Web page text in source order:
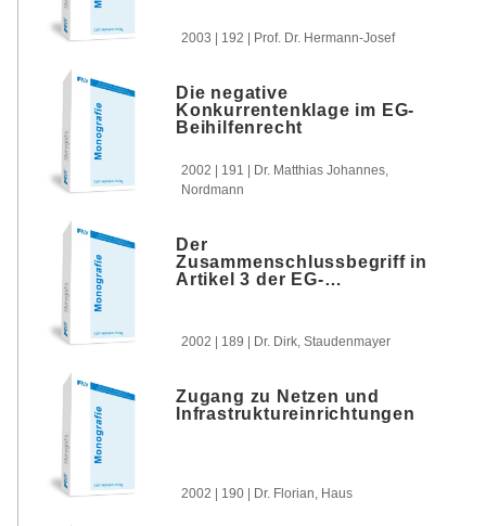
2003 | 192 | Prof. Dr. Hermann-Josef
Die negative
Konkurrentenklage im EG-
Beihilfenrecht
2002 | 191 | Dr. Matthias Johannes,
Nordmann
Der
Zusammenschlussbegriff in
Artikel 3 der EG-
2002 | 189 | Dr. Dirk, Staudenmayer
Zugang zu Netzen und
Infrastruktureinrichtungen
2002 | 190 | Dr. Florian, Haus